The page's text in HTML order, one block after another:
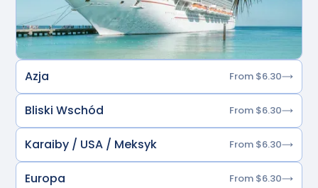
Azja From $6.30
Bliski Wschód From $6.30
Karaiby / USA / Meksyk From $6.30
Europa From $6.30